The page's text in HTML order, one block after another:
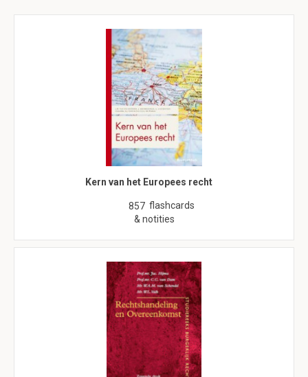
Kern van het Europees recht
857 flashcards
& notities